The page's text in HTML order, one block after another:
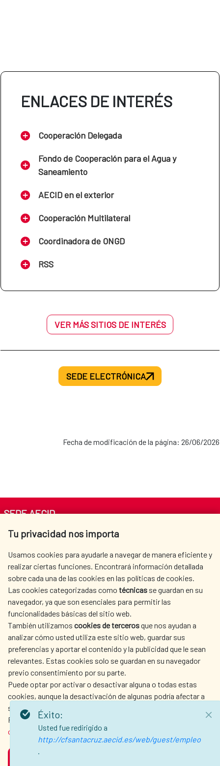
ENLACES DE INTERÉS
Cooperación Delegada
Fondo de Cooperación para el Agua y
Saneamiento
AECID en el exterior
Cooperación Multilateral
Coordinadora de ONGD
RSS
VER MÁS SITIOS DE INTERÉS
SEDE ELECTRÓNICA
Fecha de modificación de la página: 26/06/2026
Tu privacidad nos importa
Usamos cookies para ayudarle a navegar de manera eficiente y
realizar ciertas funciones. Encontrará información detallada
sobre cada una de las cookies en las políticas de cookies.
Las cookies categorizadas como técnicas se guardan en su
navegador, ya que son esenciales para permitir las
funcionalidades básicas del sitio web.
También utilizamos cookies de tercerosque nos ayudan a
analizar cómo usted utiliza este sitio web, guardar sus
preferencias y aportar el contenido y la publicidad que le sean
relevantes. Estas cookies solo se guardan en su navegador
previo consentimiento por su parte.
Puede optar por activar o desactivar alguna o todas estas
cookies, aunque la desactivación de algunas podría afectar a
su experiencia de navegación.
Para obtener más información, consulte nuestra
cookies
SEDE AECID
Av. Reyes Católicos 4 - 28040 Madrid
centro.informacion@aecid.es
LA AECID
DÓNDE COOPERAMOS
ACCIÓN HUMANITARIA
SALA DE PRENSA
CULTURA Y CIENCIA
BIBLIOTECA
NUESTRAS REDES SOCIALES
Éxito:
Usted fue redirigido a
http://cfsantacruz.aecid.es/web/guest/empleo
.